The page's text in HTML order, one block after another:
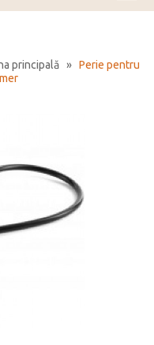
principală » Perie pentru